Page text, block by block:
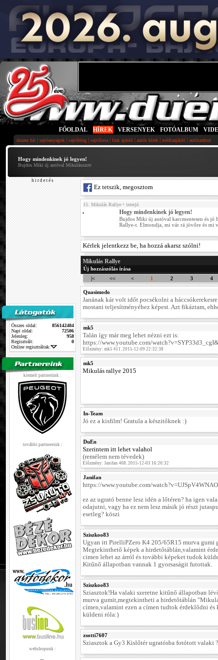
FŐOLDAL HÍREK VERSENYEK FOTÓALBUM
összes hír| sajtóanyagok | sajtóblog | sajtólista | link ajánló | autós hírek | médiaajánló | autószektor
Hogy mindenkinek jó legyen!
Bujdos Miki új autóval Mikulásozott
h i r d e t é s
Összes oldal:
856142484
Napi oldal:
72506
Jelenleg:
958
Regisztrált:
0
Online regisztráltak:
kiemelt partnerünk :
további partnereink :
webshopunk :
Ez tetszik, megosztom
15. Mikulás Rallye • interjú
Hogy mindenkinek jó legyen!
Bujdos Miki új autóval karcmentesen és jó
Rallye-t. Elmondja, mi vár rá jövőre és mi
Kérlek jelentkezz be, ha hozzá akarsz szólni!
Mikulás Rallye
Új hozzászólás írása
|<
<< < 1 2 3 4
Quasimodo
Janának kár volt időt pocsékolni a
mostani teljesítményéhez képest. Azt fikáztam,
mk5
Talán így már meg lehet nézni ezt is:
https://www.youtube.com/
Előzmény: mk5 411. 2015-12-09 22:32:38
mk5
Mikulás rallye 2015
In-Team
Jó ez a kisfilm! Gratula a készitőknek :)
DuEn
Szerintem itt lehet valahol
(remélem nem tévedek)
Előzmény: Janifan 408. 2015-12-03 16:20:32
Janifan
https://www.youtube.com/
ez az ugrató benne lesz idén a lőtéren? ha igen
odajutni, vagy ha ez nem lesz másik jó részt
esetleg? köszi
Sziszkoo83
Ugyan itt PirelliPZero K4 205/65R15 murva gumi
Megtekinthető képek a hirdetőtáblán,valamint
cimen lehet az árról és további képeket tudok
Kitűnő állapotban vannak 1 gyorsaságit futottak.
Sziszkoo83
Sziasztok!Ha valaki szeretne kitűnő állapotban
murva gumit,megtekintheti a hirdetőtáblán
címen,valamint ezen a címen tudtok érdeklődni és
küldeni róla:)
zsotti7607
Sziasztok a Gy3 Kislőtér ugratósba fotótott valaki ?